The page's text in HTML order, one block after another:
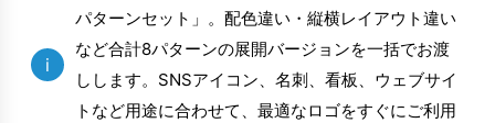
i
パターンセット」。配色違い・縦横レイアウト違い
など合計8パターンの展開バージョンを一括でお渡
しします。SNSアイコン、名刺、看板、ウェブサイ
トなど用途に合わせて、最適なロゴをすぐにご利用